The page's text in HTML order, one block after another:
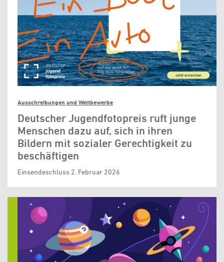
Ausschreibungen und Wettbewerbe
Deutscher Jugendfotopreis ruft junge
Menschen dazu auf, sich in ihren
Bildern mit sozialer Gerechtigkeit zu
beschäftigen
Einsendeschluss 2. Februar 2026